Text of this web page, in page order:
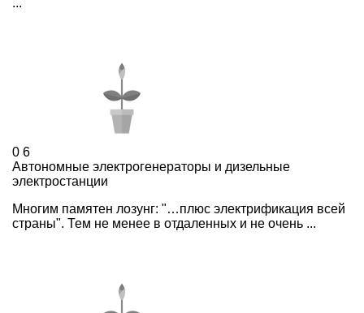
...
0 6
Автономные электрогенераторы и дизельные
электростанции
Многим памятен лозунг: "…плюс электрификация всей
страны". Тем не менее в отдаленных и не очень ...